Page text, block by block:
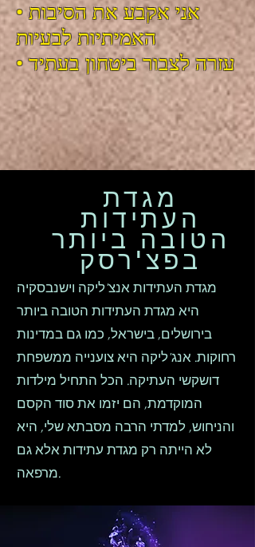
• אני אקבע את הסיבות
האמיתיות לבעיות
• עזרה לצבור ביטחון בעתיד
מגדת
העתידות
הטובה ביותר
בפצ'רסק
מגדת העתידות אנצ'ליקה וישנבסקיה
היא מגדת העתידות הטובה ביותר
בירושלים, בישראל, כמו גם במדינות
רחוקות. אנג'ליקה היא צוענייה ממשפחת
דושקשי העתיקה. הכל התחיל מילדות
המוקדמת, הם יזמו את סוד הקסם
והניחוש, למדתי הרבה מסבתא שלי, היא
לא הייתה רק מגדת עתידות אלא גם
מרפאה.